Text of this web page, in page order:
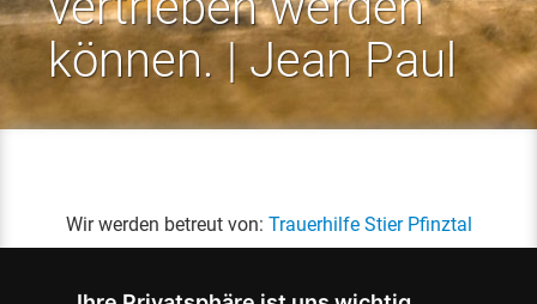
können. | Jean Paul
Wir werden betreut von: Trauerhilfe Stier Pfinztal